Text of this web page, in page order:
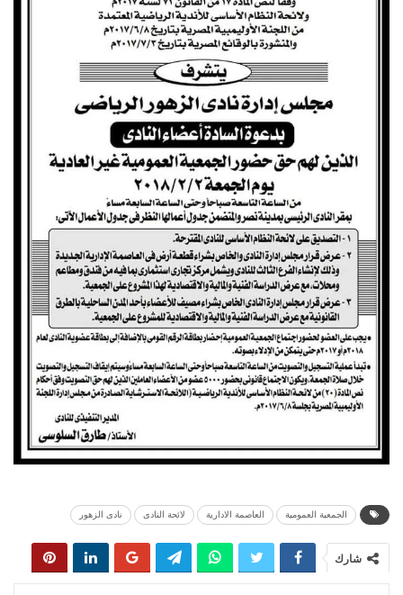
الجمعية العمومية العاصمة الادارية لائحة النادى نادى الزهور
شارك